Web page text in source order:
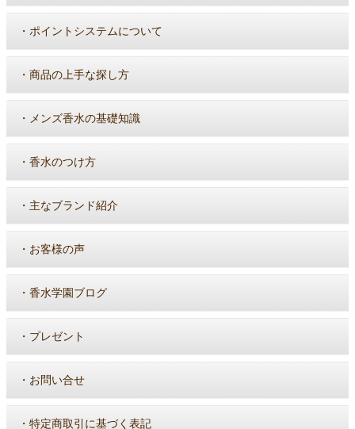
・ ポイントシステムについて
・ 商品の上手な探し方
・ メンズ香水の基礎知識
・ 香水のつけ方
・ 主なブランド紹介
・ お客様の声
・ 香水学園ブログ
・ プレゼント
・ お問い合せ
・ 特定商取引に基づく表記